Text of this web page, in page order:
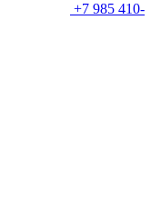
+7 985 410-